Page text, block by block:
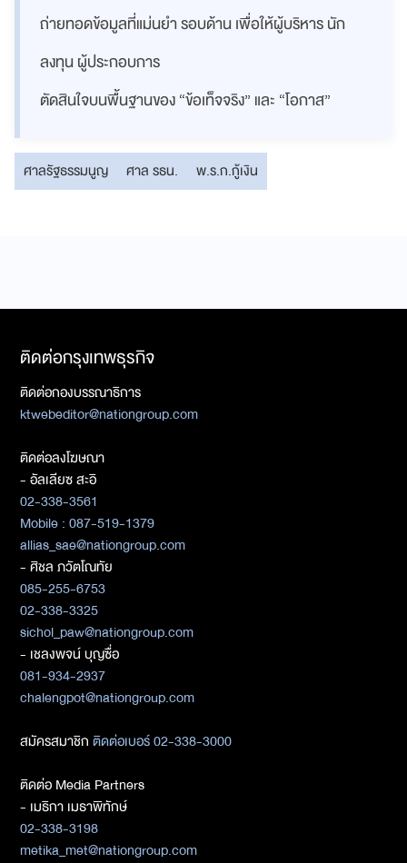
ถ่ายทอดข้อมูลที่แม่นยำ รอบด้าน เพื่อให้ผู้บริหาร นัก
ลงทุน ผู้ประกอบการ
ตัดสินใจบนพื้นฐานของ “ข้อเท็จจริง” และ “โอกาส”
ศาลรัฐธรรมนูญ ศาล รธน. พ.ร.ก.กู้เงิน
ติดต่อกรุงเทพธุรกิจ
ติดต่อกองบรรณาธิการ
ktwebeditor@nationgroup.com
ติดต่อลงโฆษณา
- อัลเลียซ สะอิ
02-338-3561
Mobile : 087-519-1379
allias_sae@nationgroup.com
- ศิชล ภวัตโณทัย
085-255-6753
02-338-3325
sichol_paw@nationgroup.com
- เชลงพจน์ บุญซื่อ
081-934-2937
chalengpot@nationgroup.com
สมัครสมาชิกติดต่อเบอร์ 02-338-3000
ติดต่อ Media Partners
- เมธิกา เมธาพิทักษ์
02-338-3198
metika_met@nationgroup.com